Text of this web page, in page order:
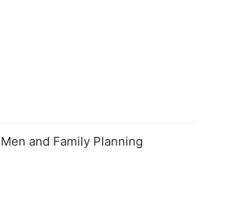
Men and Family Planning